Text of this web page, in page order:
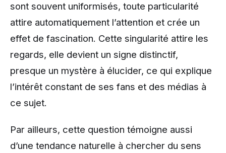
sont souvent uniformisés, toute particularité
attire automatiquement l’attention et crée un
effet de fascination. Cette singularité attire les
regards, elle devient un signe distinctif,
presque un mystère à élucider, ce qui explique
l’intérêt constant de ses fans et des médias à
ce sujet.
Par ailleurs, cette question témoigne aussi
d’une tendance naturelle à chercher du sens